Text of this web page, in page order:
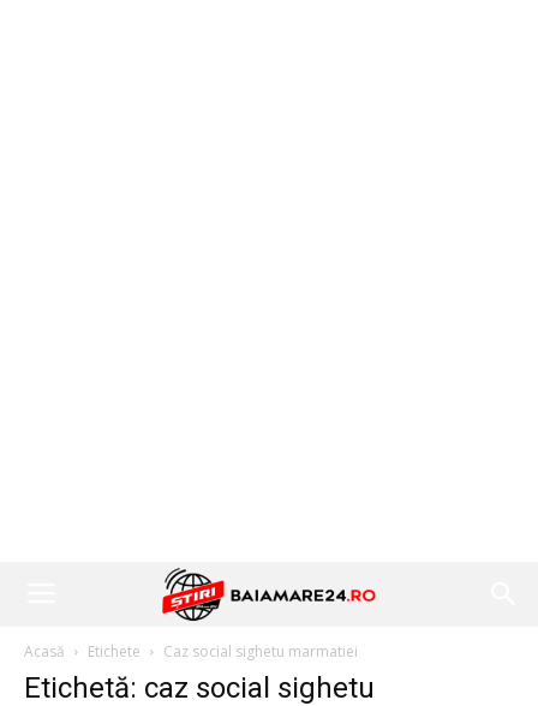
Acasă Etichete Caz social sighetu marmatiei
Etichetă: caz social sighetu